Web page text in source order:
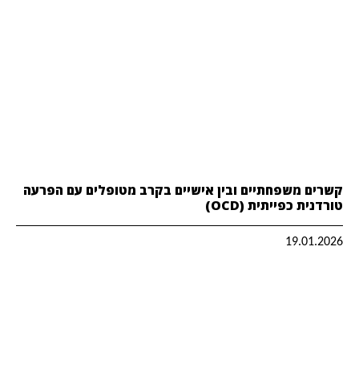
קשרים משפחתיים ובין אישיים בקרב מטופלים עם הפרעה
טורדנית כפייתית (OCD)
19.01.2026